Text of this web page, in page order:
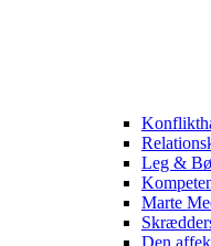
Leg &
Marte
Den